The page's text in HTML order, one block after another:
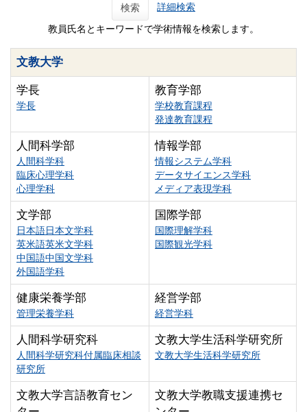
検索 詳細検索
教員氏名とキーワードで学術情報を検索します。
文教大学
学長
学長
教育学部
学校教育課程
発達教育課程
人間科学部
人間科学科
臨床心理学科
心理学科
情報学部
情報システム学科
データサイエンス学科
メディア表現学科
文学部
日本語日本文学科
英米語英米文学科
中国語中国文学科
外国語学科
国際学部
国際理解学科
国際観光学科
健康栄養学部
管理栄養学科
経営学部
経営学科
人間科学研究科
人間科学研究科付属臨床相談
研究所
文教大学生活科学研究所
文教大学生活科学研究所
文教大学言語教育セン
文教大学教職支援連携セ